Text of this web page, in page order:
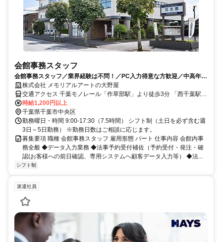
会館事務スタッフ
会館事務スタッフ／業界経験は不問！／PC入力得意な方歓迎／中高年活
躍中です
株式会社 メモリアルアートの大野屋
交通アクセス 千葉モノレール「作草部駅」より徒歩3分 「西千葉駅」
より徒歩15分
時給1,200円以上
千葉県千葉市中央区
勤務曜日・時間 9:00-17:30（7.5時間） シフト制（土日を必ず含む週
3日～5日勤務） ※勤務日数はご相談に応じます。
募集要項 職種 会館事務スタッフ 雇用形態 パート 仕事内容 会館内事
務全般 ◆データ入力業務 ◆法事予約受付補佐（予約受付・発注・確
認(お客様への前日確認、専用システムへ顧客データ入力等） ◆法...
シフト制
派遣社員